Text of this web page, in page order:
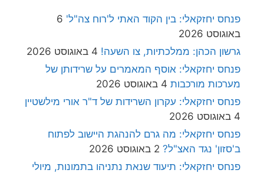
פנחס יחזקאלי: בין הקוד האתי ל'רוח צה"ל' 6
באוגוסט 2026
גרשון הכהן: ממלכתיות, צו השעה! 4 באוגוסט 2026
פנחס יחזקאלי: אוסף המאמרים על שרידותן של
מערכות מורכבות 4 באוגוסט 2026
פנחס יחזקאלי: עקרון השרידות של ד"ר אורי מילשטיין
4 באוגוסט 2026
פנחס יחזקאלי: מה גרם להנהגת היישוב לפתוח
ב'סזון' נגד האצ"ל? 2 באוגוסט 2026
פנחס יחזקאלי: תיעוד שנאת נתניהו בתמונות, מיולי